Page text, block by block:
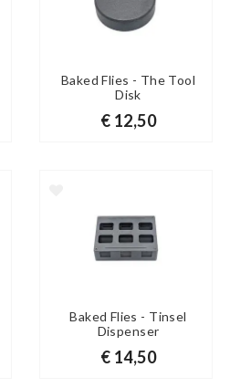
Baked Flies - The Tool
Disk
€ 12,50
Baked Flies - Tinsel
Dispenser
€ 14,50